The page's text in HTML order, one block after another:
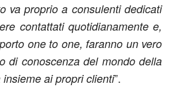
va proprio a consulenti dedicati
contattati quotidianamente e,
one to one, faranno un vero
di conoscenza del mondo della
ai propri clienti”.